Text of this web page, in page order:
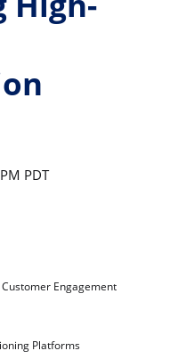
PDT
Engagement
Platforms